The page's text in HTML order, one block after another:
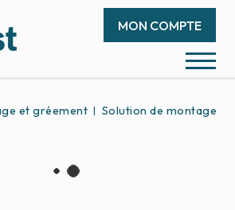
MON COMPTE
et gréement Solution de montage